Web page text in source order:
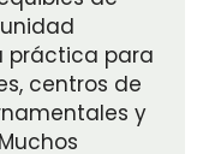
práctica para
centros de
y